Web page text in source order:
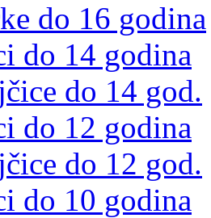
do 16 godina
do 14 godina
do 14 god.
do 12 godina
do 12 god.
do 10 godina